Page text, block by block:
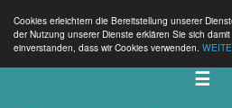
Cookies erleichtern die Bereitstellung unserer
der Nutzung unserer Dienste erklären Sie sich damit
einverstanden, dass wir Cookies verwenden.
☰